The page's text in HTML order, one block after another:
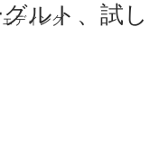
ディング
ルト、試し